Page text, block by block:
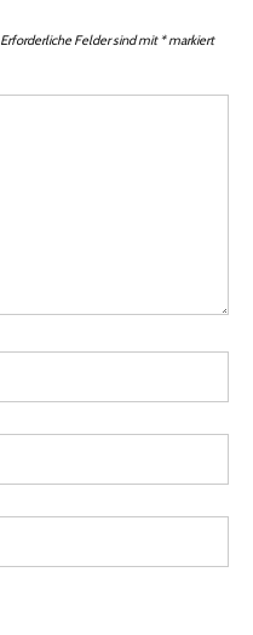
Erforderliche Felder sind mit *markiert